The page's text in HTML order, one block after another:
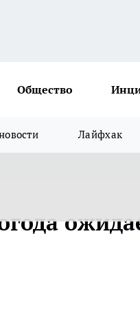
Общество
Лайфхак